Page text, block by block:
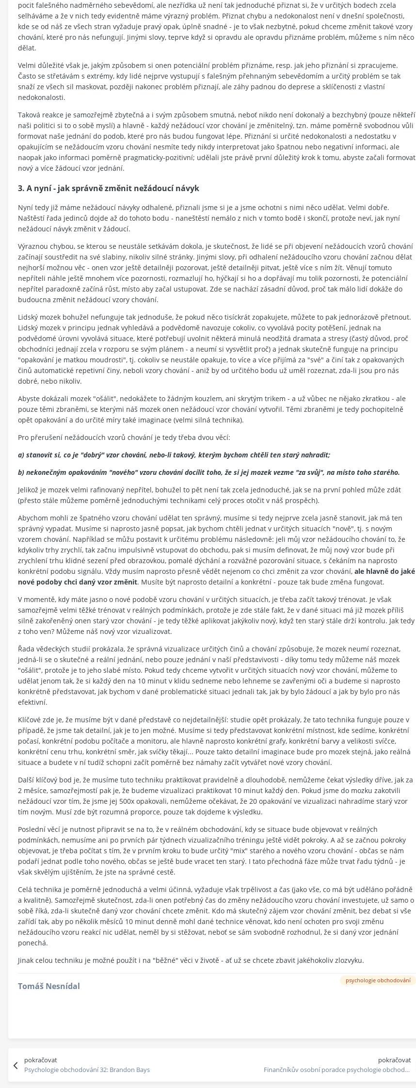
pocit falešného nadměrného sebevědomí, ale nezřídka už není tak jednoduché přiznat si, že v určitých bodech zcela
selháváme a že v nich tedy evidentně máme výrazný problém. Přiznat chybu a nedokonalost není v dnešní společnosti,
kde se od náš ze všech stran vyžaduje pravý opak, úplně snadné - je to však nezbytné, pokud chceme změnit takové vzory
chování, které pro nás nefungují. Jinými slovy, teprve když si opravdu ale opravdu přiznáme problém, můžeme s ním něco
dělat.
Velmi důležité však je, jakým způsobem si onen potenciální problém přiznáme, resp. jak jeho přiznání si zpracujeme.
Často se střetávám s extrémy, kdy lidé nejprve vystupují s falešným přehnaným sebevědomím a určitý problém se tak
snaží ze všech sil maskovat, později nakonec problém přiznají, ale záhy padnou do deprese a sklíčenosti z vlastní
nedokonalosti.
Taková reakce je samozřejmě zbytečná a i svým způsobem smutná, neboť nikdo není dokonalý a bezchybný (pouze někteří
naši politici si to o sobě myslí) a hlavně - každý nežádoucí vzor chování je změnitelný, tzn. máme poměrně svobodnou vůli
formovat naše jednání do podob, které pro nás budou fungovat lépe. Přiznání si určité nedokonalosti a nedostatku v
opakujícím se nežádoucím vzoru chování nesmíte tedy nikdy interpretovat jako špatnou nebo negativní informaci, ale
naopak jako informaci poměrně pragmaticky-pozitivní; udělali jste právě první důležitý krok k tomu, abyste začali formovat
nový a více žádoucí vzor jednání.
3. A nyní - jak správně změnit nežádoucí návyk
Nyní tedy již máme nežádoucí návyky odhalené, přiznali jsme si je a jsme ochotni s nimi něco udělat. Velmi dobře.
Naštěstí řada jedinců dojde až do tohoto bodu - naneštěstí nemálo z nich v tomto bodě i skončí, protože neví, jak nyní
nežádoucí návyk změnit v žádoucí.
Výraznou chybou, se kterou se neustále setkávám dokola, je skutečnost, že lidé se při objevení nežádoucích vzorů chování
začínají soustředit na své slabiny, nikoliv silné stránky. Jinými slovy, při odhalení nežádoucího vzoru chování začnou dělat
nejhorší možnou věc - onen vzor ještě detailněji pozorovat, ještě detailněji pitvat, ještě více s ním žít. Věnují tomuto
nepříteli náhle ještě mnohem více pozornosti, rozmazlují ho, hýčkají si ho a dopřávají mu tolik pozornosti, že potenciální
nepřítel paradoxně začíná růst, místo aby začal ustupovat. Zde se nachází zásadní důvod, proč tak málo lidí dokáže do
budoucna změnit nežádoucí vzory chování.
Lidský mozek bohužel nefunguje tak jednoduše, že pokud něco tisíckrát zopakujete, můžete to pak jednorázově přetnout.
Lidský mozek v principu jednak vyhledává a podvědomě navozuje cokoliv, co vyvolává pocity potěšení, jednak na
podvědomé úrovni vyvolává situace, které potřebují uvolnit některá minulá neodžitá dramata a stresy (častý důvod, proč
obchodníci jednají zcela v rozporu se svým plánem - a neumí si vysvětlit proč) a jednak skutečně funguje na principu
"opakování je matkou moudrosti", tj. cokoliv se neustále opakuje, to více a více přijímá za "své" a činí tak z opakovaných
činů automatické repetivní činy, neboli vzory chování - aniž by od určitého bodu už uměl rozeznat, zda-li jsou pro nás
dobré, nebo nikoliv.
Abyste dokázali mozek "ošálit", nedokážete to žádným kouzlem, ani skrytým trikem - a už vůbec ne nějako zkratkou - ale
pouze těmi zbraněmi, se kterými náš mozek onen nežádoucí vzor chování vytvořil. Těmi zbraněmi je tedy pochopitelně
opět opakování a do určité míry také imaginace (velmi silná technika).
Pro přerušení nežádoucích vzorů chování je tedy třeba dvou věcí:
a) stanovit si, co je "dobrý" vzor chování, nebo-li takový, kterým bychom chtěli ten starý nahradit;
b) nekonečným opakováním "nového" vzoru chování docílit toho, že si jej mozek vezme "za svůj", na místo toho starého.
Jelikož je mozek velmi rafinovaný nepřítel, bohužel to pět není tak zcela jednoduché, jak se na první pohled může zdát
(přesto stále můžeme poměrně jednoduchými technikami celý proces otočit v náš prospěch).
Abychom mohli ze špatného vzoru chování udělat ten správný, musíme si tedy nejprve zcela jasně stanovit, jak má ten
správný vypadat. Musíme si naprosto jasně popsat, jak bychom chtěli jednat v určitých situacích "nově", tj. s novým
vzorem chování. Například se můžu postavit k určitému problému následovně: jeli můj vzor nežádoucího chování to, že
kdykoliv trhy zrychlí, tak začnu impulsivně vstupovat do obchodu, pak si musím definovat, že můj nový vzor bude při
zrychlení trhu klidné sezení před obrazovkou, pomalé dýchání a rozvážné pozorování situace, s čekáním na naprosto
konkrétní podobu signálu. Vždy musím naprosto přesně vědět nejenom co chci změnit za vzor chování, ale hlavně do jaké
nové podoby chci daný vzor změnit. Musíte být naprosto detailní a konkrétní - pouze tak bude změna fungovat.
V momentě, kdy máte jasno o nové podobě vzoru chování v určitých situacích, je třeba začít takový trénovat. Je však
samozřejmě velmi těžké trénovat v reálných podmínkách, protože je zde stále fakt, že v dané situaci má již mozek příliš
silně zakořeněný onen starý vzor chování - je tedy těžké aplikovat jakýkoliv nový, když ten starý stále drží kontrolu. Jak tedy
z toho ven? Můžeme náš nový vzor vizualizovat.
Řada vědeckých studií prokázala, že správná vizualizace určitých činů a chování způsobuje, že mozek neumí rozeznat,
jedná-li se o skutečné a reální jednání, nebo pouze jednání v naší představivosti - díky tomu tedy můžeme náš mozek
"ošálit", protože je to jeho slabé místo. Pokud tedy chceme vytvořit v určitých situacích nový vzor chování, můžeme to
udělat jenom tak, že si každý den na 10 minut v klidu sedneme nebo lehneme se zavřenými oči a budeme si naprosto
konkrétně představovat, jak bychom v dané problematické situaci jednali tak, jak by bylo žádoucí a jak by bylo pro nás
efektivní.
Klíčové zde je, že musíme být v dané představě co nejdetailnější: studie opět prokázaly, že tato technika funguje pouze v
případě, že jsme tak detailní, jak je to jen možné. Musíme si tedy představovat konkrétní místnost, kde sedíme, konkrétní
počasí, konkrétní podobu počítače a monitoru, ale hlavně naprosto konkrétní grafy, konkrétní barvy a velikosti svíčce,
konkrétní cenu trhu, konkrétní směr, jak svíčky těkají... Pouze takto detailní imaginace bude pro mozek stejná, jako reálná
situace a budete v ní tudíž schopni začít poměrně bez námahy začít vytvářet nové vzory chování.
Další klíčový bod je, že musíme tuto techniku praktikovat pravidelně a dlouhodobě, nemůžeme čekat výsledky dříve, jak za
2 měsíce, samozřejmostí pak je, že budeme vizualizaci praktikovat 10 minut každý den. Pokud jsme do mozku zakotvili
nežádoucí vzor tím, že jsme jej 500x opakovali, nemůžeme očekávat, že 20 opakování ve vizualizaci nahradíme starý vzor
tím novým. Musí zde být rozumná proporce, pouze tak dojdeme k výsledku.
Poslední věcí je nutnost připravit se na to, že v reálném obchodování, kdy se situace bude objevovat v reálných
podmínkách, nemusíme ani po prvních pár týdnech vizualizačního tréningu ještě vidět pokroky. A až se začnou pokroky
objevovat, je třeba počítat s tím, že v prvním kroku to bude určitý "mix" starého a nového vzoru chování - občas se nám
podaří jednat podle toho nového, občas se ještě bude vracet ten starý. I tato přechodná fáze může trvat řadu týdnů - je
však skvělým ujištěním, že jste na správné cestě.
Celá technika je poměrně jednoduchá a velmi účinná, vyžaduje však trpělivost a čas (jako vše, co má být uděláno pořádně
a kvalitně). Samozřejmě skutečnost, zda-li onen potřebný čas do změny nežádoucího vzoru chování investujete, už samo o
sobě říká, zda-li skutečně daný vzor chování chcete změnit. Kdo má skutečný zájem vzor chování změnit, bez debat si vše
zařídí tak, aby po několik měsíců 10 minut denně mohl dané technice věnovat, kdo není ochoten pro svoji změnu
nežádoucího vzoru reakcí nic udělat, neměl by si stěžovat, neboť se sám svobodně rozhodnul, že si daný vzor jednání
ponechá.
Jinak celou techniku je možné použít i na "běžné" věci v životě - ať už se chcete zbavit jakéhokoliv zlozvyku.
psychologie obchodování
Tomáš Nesnídal
pokračovat
Psychologie obchodování 32: Brandon Bays
pokračovat
Finančníkův osobní poradce psychologie obchodování (5) : chci odejít z práce a začít obchodovat